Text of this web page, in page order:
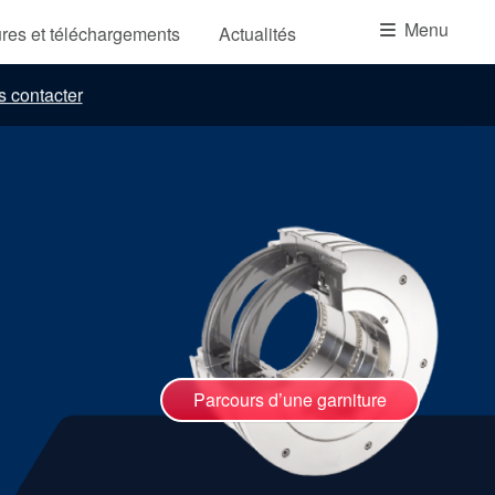
et téléchargements Actualités Menu
contacter
Parcours d’une garniture